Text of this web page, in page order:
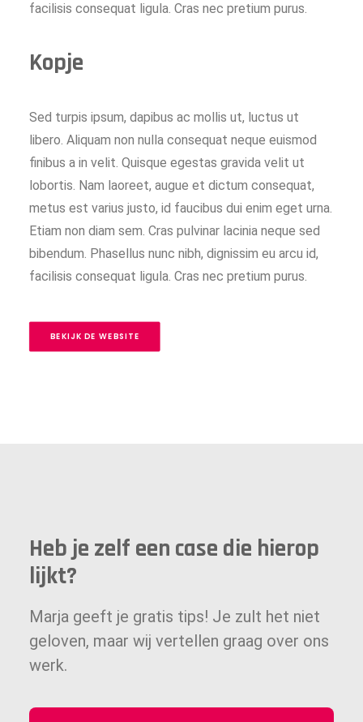
facilisis consequat ligula. Cras nec pretium purus.
Kopje
Sed turpis ipsum, dapibus ac mollis ut, luctus ut
libero. Aliquam non nulla consequat neque euismod
finibus a in velit. Quisque egestas gravida velit ut
lobortis. Nam laoreet, augue et dictum consequat,
metus est varius justo, id faucibus dui enim eget urna.
Etiam non diam sem. Cras pulvinar lacinia neque sed
bibendum. Phasellus nunc nibh, dignissim eu arcu id,
facilisis consequat ligula. Cras nec pretium purus.
BEKIJK DE WEBSITE
Heb je zelf een case die hierop
lijkt?
Marja geeft je gratis tips! Je zult het niet
geloven, maar wij vertellen graag over ons
werk.